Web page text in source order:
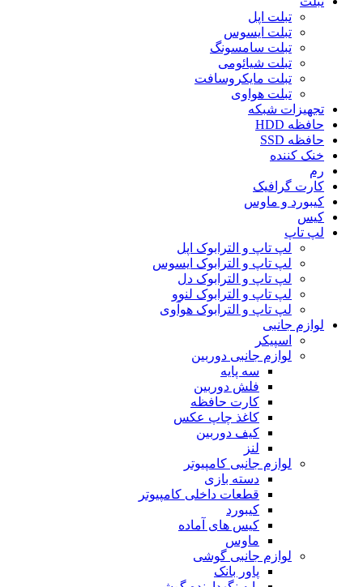
تبلت اپل
تبلت ایسوس
تبلت سامسونگ
تبلت شیائومی
تبلت مایکروسافت
تبلت هواوی
تجهیزات شبکه
حافظه HDD
حافظه SSD
خنک کننده
رم
کارت گرافیک
کیبورد و ماوس
کیس
لپ تاپ
لپ تاپ و الترابوک اپل
لپ تاپ و الترابوک ایسوس
لپ تاپ و الترابوک دل
لپ تاپ و الترابوک لنوو
لپ تاپ و الترابوک هوآوی
لوازم جانبی
اسپیکر
لوازم جانبی دوربین
سه پایه
فلش دوربین
کارت حافظه
کاغذ چاپ عکس
کیف دوربین
لنز
لوازم جانبی کامپیوتر
دسته بازی
قطعات داخلی کامپیوتر
کیبورد
کیس های آماده
ماوس
لوازم جانبی گوشی
پاور بانک